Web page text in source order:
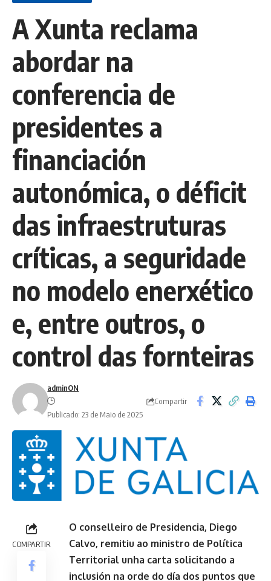
A Xunta reclama
abordar na
conferencia de
presidentes a
financiación
autonómica, o déficit
das infraestruturas
críticas, a seguridade
no modelo enerxético
e, entre outros, o
control das fornteiras
adminON
Publicado: 23 de Maio de 2025
Compartir
COMPARTIR
O conselleiro de Presidencia, Diego
Calvo, remitiu ao ministro de Política
Territorial unha carta solicitando a
inclusión na orde do día dos puntos que